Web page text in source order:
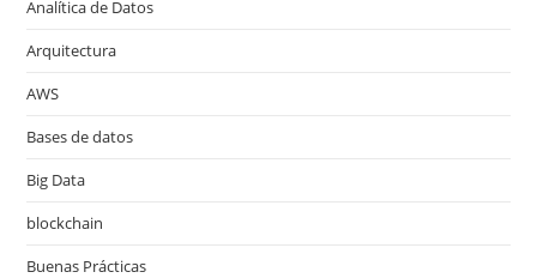
Analítica de Datos
Arquitectura
AWS
Bases de datos
Big Data
blockchain
Buenas Prácticas